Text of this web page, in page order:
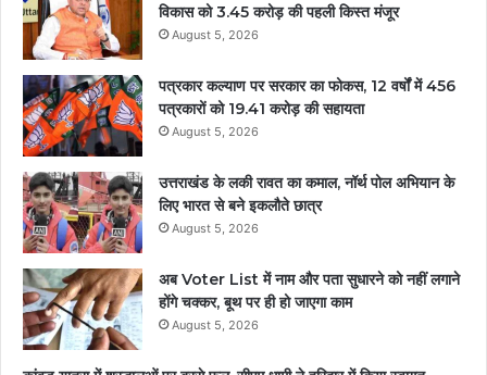
विकास को 3.45 करोड़ की पहली किस्त मंजूर
August 5, 2026
पत्रकार कल्याण पर सरकार का फोकस, 12 वर्षों में 456
पत्रकारों को 19.41 करोड़ की सहायता
August 5, 2026
उत्तराखंड के लकी रावत का कमाल, नॉर्थ पोल अभियान के
लिए भारत से बने इकलौते छात्र
August 5, 2026
अब Voter List में नाम और पता सुधारने को नहीं लगाने
होंगे चक्कर, बूथ पर ही हो जाएगा काम
August 5, 2026